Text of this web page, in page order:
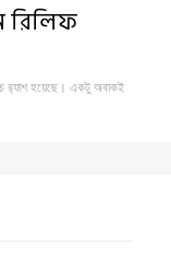
রিলিফ
র‍্যাশ হয়েছে। একটু অবাকই